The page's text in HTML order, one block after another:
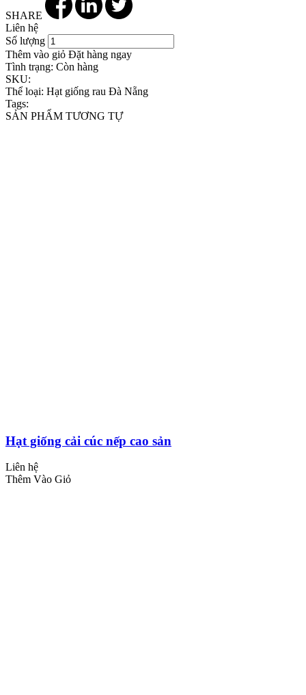
SHARE
Liên hệ
Số lượng
Thêm vào giỏ Đặt hàng ngay
Tình trạng: Còn hàng
SKU:
Thể loại: Hạt giống rau Đà Nẵng
Tags:
SẢN PHẨM TƯƠNG TỰ
Hạt giống cải cúc nếp cao sản
Liên hệ
Thêm Vào Giỏ